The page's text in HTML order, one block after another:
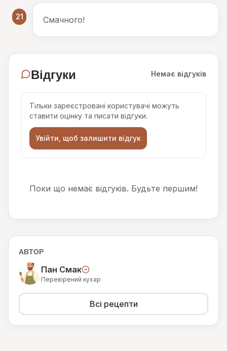
21 Смачного!
Відгуки Немає відгуків
Тільки зареєстровані користувачі можуть
ставити оцінку та писати відгуки.
Увійти, щоб залишити відгук
Поки що немає відгуків. Будьте першим!
АВТОР
Пан Смак
Перевірений кухар
Всі рецепти